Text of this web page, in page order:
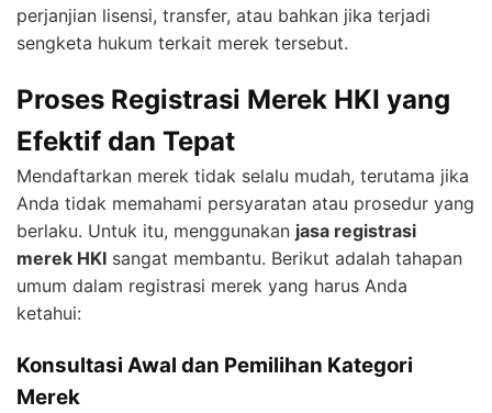
perjanjian lisensi, transfer, atau bahkan jika terjadi
sengketa hukum terkait merek tersebut.
Proses Registrasi Merek HKI yang
Efektif dan Tepat
Mendaftarkan merek tidak selalu mudah, terutama jika
Anda tidak memahami persyaratan atau prosedur yang
berlaku. Untuk itu, menggunakan jasa registrasi
merek HKI sangat membantu. Berikut adalah tahapan
umum dalam registrasi merek yang harus Anda
ketahui:
Konsultasi Awal dan Pemilihan Kategori
Merek